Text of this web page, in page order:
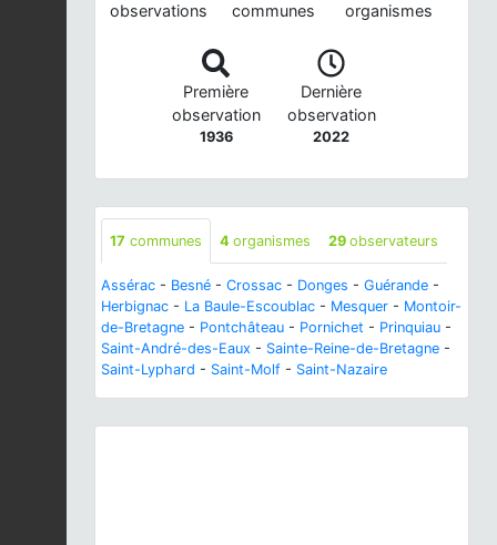
observations communes organismes
Première
observation
1936
Dernière
observation
2022
17 communes 4 organismes 29 observateurs
Assérac - Besné - Crossac - Donges - Guérande -
Herbignac - La Baule-Escoublac - Mesquer - Montoir-
de-Bretagne - Pontchâteau - Pornichet - Prinquiau -
Saint-André-des-Eaux - Sainte-Reine-de-Bretagne -
Saint-Lyphard - Saint-Molf - Saint-Nazaire